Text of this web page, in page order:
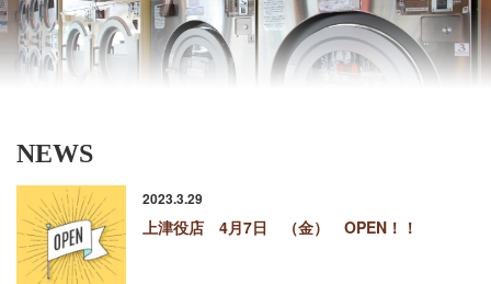
NEWS
2023.3.29
上津役店 4月7日 （金） OPEN！！